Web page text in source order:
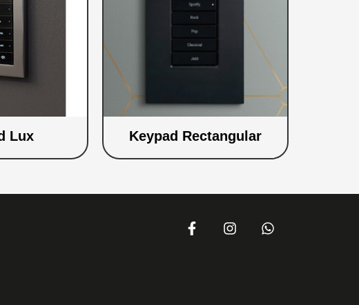
Lux Keypad Rectangular